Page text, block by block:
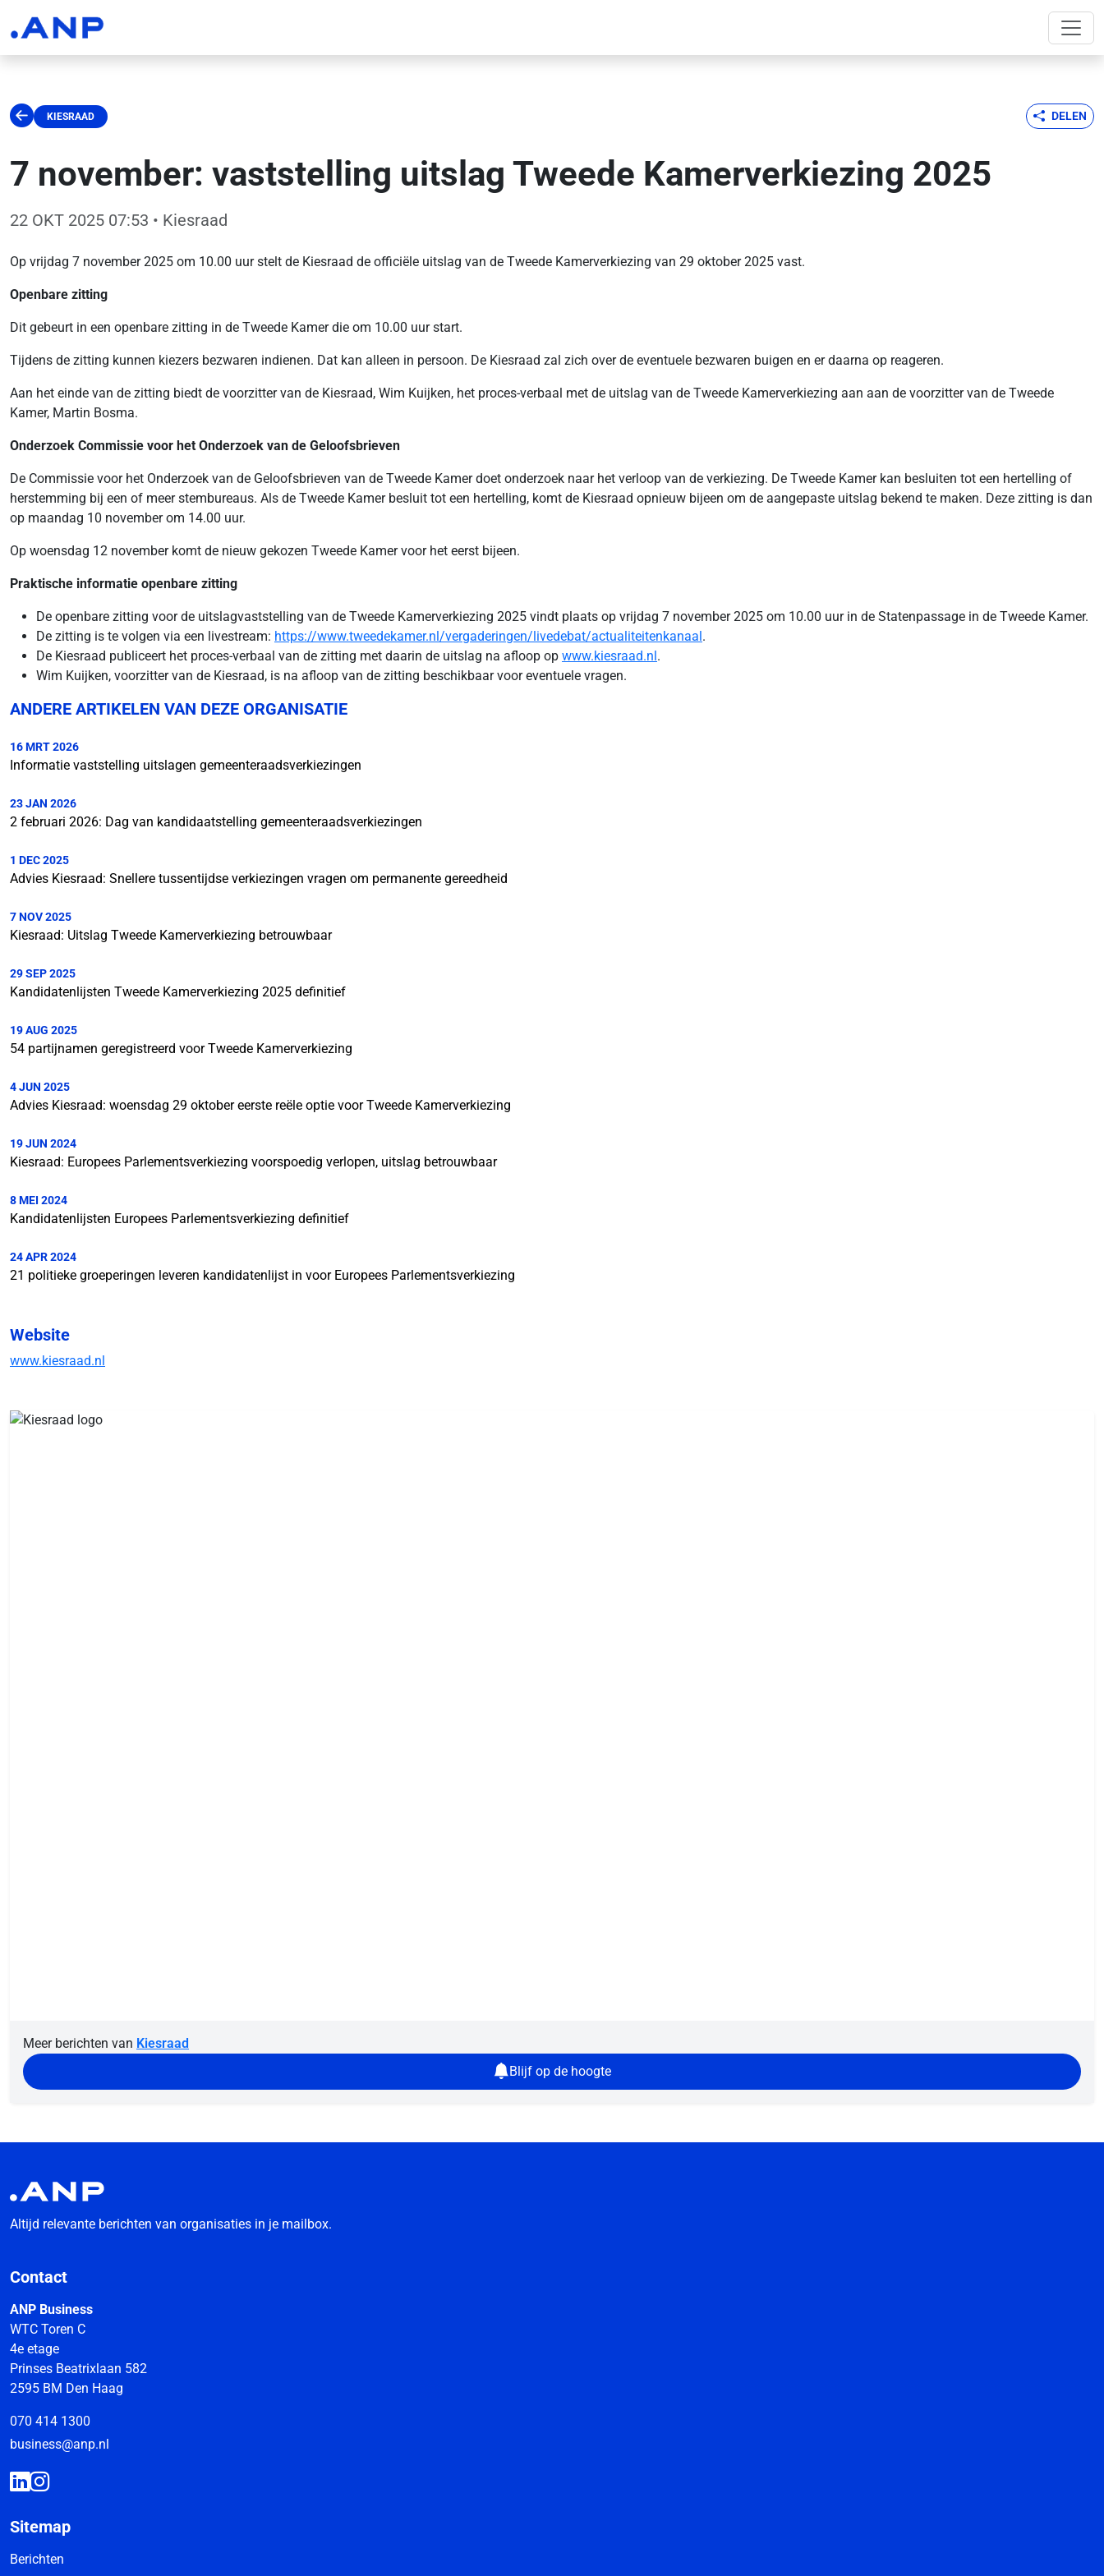
KIESRAAD DELEN
7 november: vaststelling uitslag Tweede Kamerverkiezing 2025
22 OKT 2025 07:53 • Kiesraad
Op vrijdag 7 november 2025 om 10.00 uur stelt de Kiesraad de officiële uitslag van de Tweede Kamerverkiezing van 29 oktober 2025 vast.
Openbare zitting
Dit gebeurt in een openbare zitting in de Tweede Kamer die om 10.00 uur start.
Tijdens de zitting kunnen kiezers bezwaren indienen. Dat kan alleen in persoon. De Kiesraad zal zich over de eventuele bezwaren buigen en er daarna op reageren.
Aan het einde van de zitting biedt de voorzitter van de Kiesraad, Wim Kuijken, het proces-verbaal met de uitslag van de Tweede Kamerverkiezing aan aan de voorzitter van de Tweede
Kamer, Martin Bosma.
Onderzoek Commissie voor het Onderzoek van de Geloofsbrieven
De Commissie voor het Onderzoek van de Geloofsbrieven van de Tweede Kamer doet onderzoek naar het verloop van de verkiezing. De Tweede Kamer kan besluiten tot een hertelling of
herstemming bij een of meer stembureaus. Als de Tweede Kamer besluit tot een hertelling, komt de Kiesraad opnieuw bijeen om de aangepaste uitslag bekend te maken. Deze zitting is dan
op maandag 10 november om 14.00 uur.
Op woensdag 12 november komt de nieuw gekozen Tweede Kamer voor het eerst bijeen.
Praktische informatie openbare zitting
De openbare zitting voor de uitslagvaststelling van de Tweede Kamerverkiezing 2025 vindt plaats op vrijdag 7 november 2025 om 10.00 uur in de Statenpassage in de Tweede Kamer.
De zitting is te volgen via een livestream: https://www.tweedekamer.nl/vergaderingen/livedebat/actualiteitenkanaal.
De Kiesraad publiceert het proces-verbaal van de zitting met daarin de uitslag na afloop op www.kiesraad.nl.
Wim Kuijken, voorzitter van de Kiesraad, is na afloop van de zitting beschikbaar voor eventuele vragen.
ANDERE ARTIKELEN VAN DEZE ORGANISATIE
16 MRT 2026
Informatie vaststelling uitslagen gemeenteraadsverkiezingen
23 JAN 2026
2 februari 2026: Dag van kandidaatstelling gemeenteraadsverkiezingen
1 DEC 2025
Advies Kiesraad: Snellere tussentijdse verkiezingen vragen om permanente gereedheid
7 NOV 2025
Kiesraad: Uitslag Tweede Kamerverkiezing betrouwbaar
29 SEP 2025
Kandidatenlijsten Tweede Kamerverkiezing 2025 definitief
19 AUG 2025
54 partijnamen geregistreerd voor Tweede Kamerverkiezing
4 JUN 2025
Advies Kiesraad: woensdag 29 oktober eerste reële optie voor Tweede Kamerverkiezing
19 JUN 2024
Kiesraad: Europees Parlementsverkiezing voorspoedig verlopen, uitslag betrouwbaar
8 MEI 2024
Kandidatenlijsten Europees Parlementsverkiezing definitief
24 APR 2024
21 politieke groeperingen leveren kandidatenlijst in voor Europees Parlementsverkiezing
Website
www.kiesraad.nl
Meer berichten van Kiesraad
Blijf op de hoogte
Altijd relevante berichten van organisaties in je mailbox.
Contact
ANP Business
WTC Toren C
4e etage
Prinses Beatrixlaan 582
2595 BM Den Haag
070 414 1300
business@anp.nl
Sitemap
Berichten